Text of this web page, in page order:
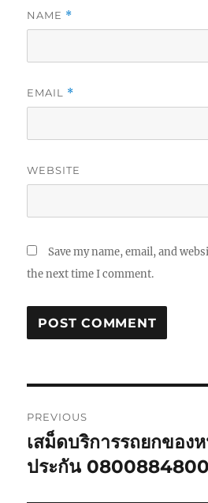
NAME *
EMAIL *
WEBSITE
Save my name, email, and
the next time I comment.
navigation
PREVIOUS
Previous
post:
เสม็ดบริการรถยกของ
ประกัน 0800884800